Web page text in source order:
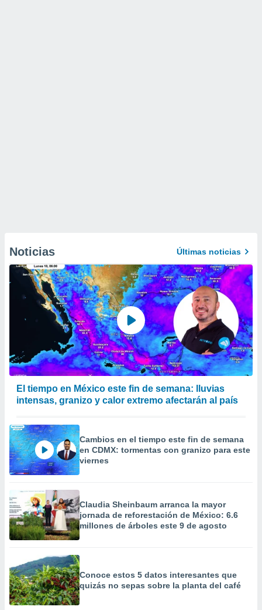
Noticias Últimas noticias
El tiempo en México este fin de semana: lluvias
intensas, granizo y calor extremo afectarán al país
Cambios en el tiempo este fin de semana
en CDMX: tormentas con granizo para este
viernes
Claudia Sheinbaum arranca la mayor
jornada de reforestación de México: 6.6
millones de árboles este 9 de agosto
Conoce estos 5 datos interesantes que
quizás no sepas sobre la planta del café